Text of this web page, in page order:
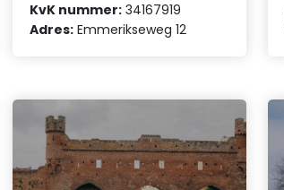
KvK nummer: 34167919
Adres: Emmerikseweg 12